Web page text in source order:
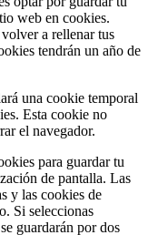
web en cookies.
a rellenar tus
tendrán un año de
una cookie temporal
Esta cookie no
el navegador.
para guardar tu
de pantalla. Las
y las cookies de
Si seleccionas
guardarán por dos